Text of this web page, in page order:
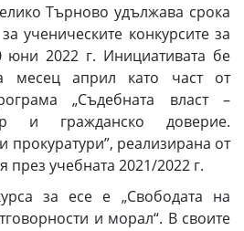
Търново удължава срока
ученическите конкурсите за
юни 2022 г. Инициативата бе
месец април като част от
„Съдебната власт –
и гражданско доверие.
реализирана от
през учебната 2021/2022 г.
за есе е „Свободата на
и морал“. В своите